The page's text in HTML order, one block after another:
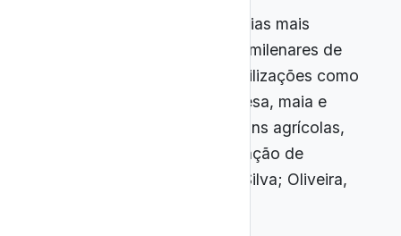
A Astronomia, uma das ciências mais
antigas, conta com registros milenares de
observações celestes por civilizações como
egípcia, mesopotâmica, chinesa, maia e
grega, que a utilizaram para fins agrícolas,
marítimos, religiosos e na criação de
calendários e instrumentos (Silva; Oliveira,